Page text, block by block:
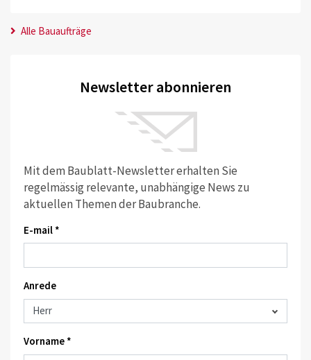
Alle Bauaufträge
Newsletter abonnieren
Mit dem Baublatt-Newsletter erhalten Sie
regelmässig relevante, unabhängige News zu
aktuellen Themen der Baubranche.
E-mail *
Anrede
Vorname *